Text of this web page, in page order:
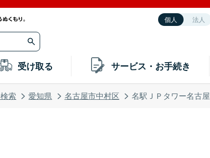
個人 法人
受け取る サービス・お手続き
索 愛知県 名古屋市中村区 名駅ＪＰタワー名古屋